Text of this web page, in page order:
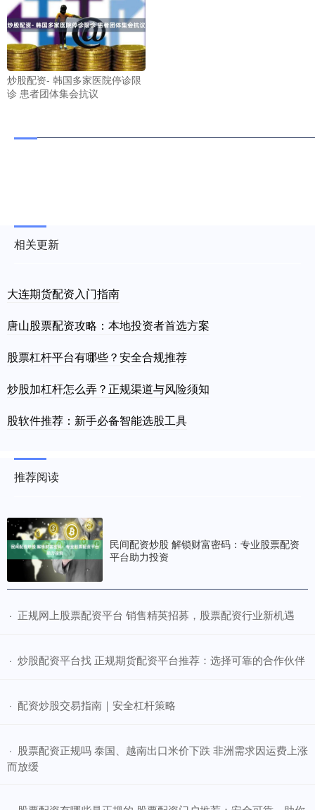
炒股配资- 韩国多家医院停诊限
诊 患者团体集会抗议
相关更新
大连期货配资入门指南
唐山股票配资攻略：本地投资者首选方案
股票杠杆平台有哪些？安全合规推荐
炒股加杠杆怎么弄？正规渠道与风险须知
股软件推荐：新手必备智能选股工具
推荐阅读
民间配资炒股 解锁财富密码：专业股票配资
平台助力投资
· ​正规网上股票配资平台 销售精英招募，股票配资行业新机遇
· ​炒股配资平台找 正规期货配资平台推荐：选择可靠的合作伙伴
· ​配资炒股交易指南｜安全杠杆策略
· ​股票配资正规吗 泰国、越南出口米价下跌 非洲需求因运费上涨
而放缓